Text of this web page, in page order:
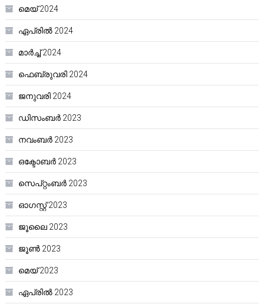
മെയ്‌ 2024
ഏപ്രിൽ 2024
മാർച്ച്‌ 2024
ഫെബ്രുവരി 2024
ജനുവരി 2024
ഡിസംബർ 2023
നവംബർ 2023
ഒക്ടോബർ 2023
സെപ്റ്റംബർ 2023
ഓഗസ്റ്റ്‌ 2023
ജൂലൈ 2023
ജൂൺ 2023
മെയ്‌ 2023
ഏപ്രിൽ 2023